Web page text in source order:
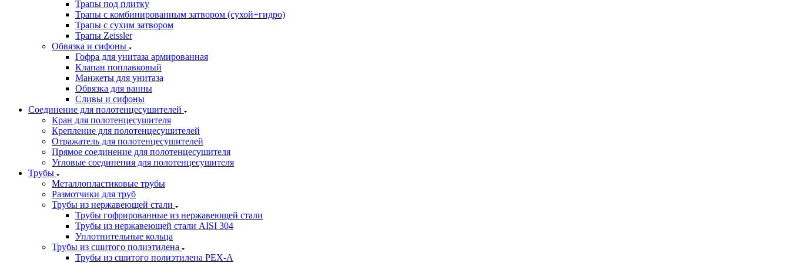
Трапы под плитку
Трапы с комбинированным затвором (сухой+гидро)
Трапы с сухим затвором
Трапы Zeissler
Обвязка и сифоны
Гофра для унитаза армированная
Клапан поплавковый
Манжеты для унитаза
Обвязка для ванны
Сливы и сифоны
Соединение для полотенцесушителей
Кран для полотенцесушителя
Крепление для полотенцесушителей
Отражатель для полотенцесушителей
Прямое соединение для полотенцесушителя
Угловые соединения для полотенцесушителя
Трубы
Металлопластиковые трубы
Размотчики для труб
Трубы из нержавеющей стали
Трубы гофрированные из нержавеющей стали
Трубы из нержавеющей стали AISI 304
Уплотнительные кольца
Трубы из сшитого полиэтилена
Трубы из сшитого полиэтилена PEX-A